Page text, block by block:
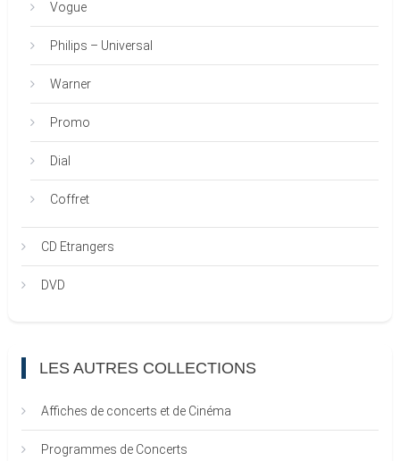
Vogue
Philips – Universal
Warner
Promo
Dial
Coffret
CD Etrangers
DVD
LES AUTRES COLLECTIONS
Affiches de concerts et de Cinéma
Programmes de Concerts